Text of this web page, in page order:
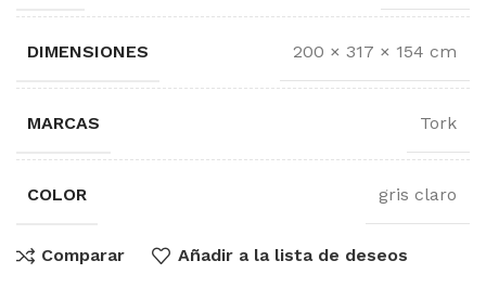
DIMENSIONES 200 × 317 × 154 cm
MARCAS Tork
COLOR gris claro
Comparar Añadir a la lista de deseos